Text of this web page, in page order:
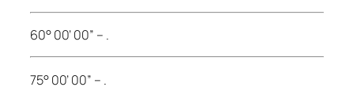
60° 00’ 00” – .
75° 00’ 00” – .